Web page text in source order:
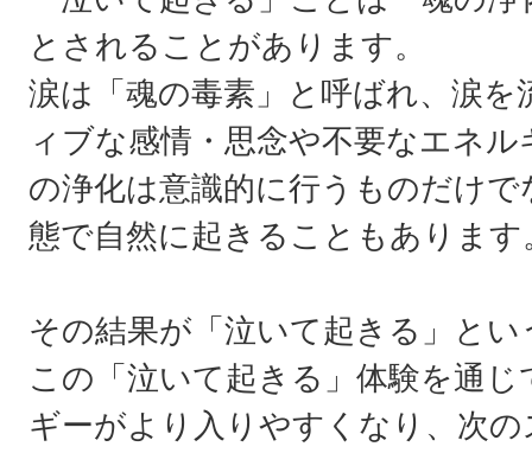
とされることがあります。
涙は「魂の毒素」と呼ばれ、涙
ィブな感情・思念や不要なエネ
の浄化は意識的に行うものだけ
態で自然に起きることもあります
その結果が「泣いて起きる」と
この「泣いて起きる」体験を通
ギーがより入りやすくなり、次